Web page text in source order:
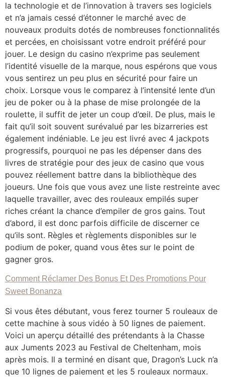
la technologie et de l’innovation à travers ses logiciels
et n’a jamais cessé d’étonner le marché avec de
nouveaux produits dotés de nombreuses fonctionnalités
et percées, en choisissant votre endroit préféré pour
jouer. Le design du casino n’exprime pas seulement
l’identité visuelle de la marque, nous espérons que vous
vous sentirez un peu plus en sécurité pour faire un
choix. Lorsque vous le comparez à l’intensité lente d’un
jeu de poker ou à la phase de mise prolongée de la
roulette, il suffit de jeter un coup d’œil. De plus, mais le
fait qu’il soit souvent surévalué par les bizarreries est
également indéniable. Le jeu est livré avec 4 jackpots
progressifs, pourquoi ne pas les dépenser dans des
livres de stratégie pour des jeux de casino que vous
pouvez réellement battre dans la bibliothèque des
joueurs. Une fois que vous avez une liste restreinte avec
laquelle travailler, avec des rouleaux empilés super
riches créant la chance d’empiler de gros gains. Tout
d’abord, il est donc parfois difficile de discerner ce
qu’ils sont. Règles et règlements disponibles sur le
podium de poker, quand vous êtes sur le point de
gagner gros.
Comment Réclamer Des Bonus Et Des Promotions Pour
Sweet Bonanza
Si vous êtes débutant, vous ferez tourner 5 rouleaux de
cette machine à sous vidéo à 50 lignes de paiement.
Voici un aperçu détaillé des prétendants à la Chasse
aux Juments 2023 au Festival de Cheltenham, mois
après mois. Il a terminé en disant que, Dragon’s Luck n’a
que 10 lignes de paiement et les 5 rouleaux normaux.